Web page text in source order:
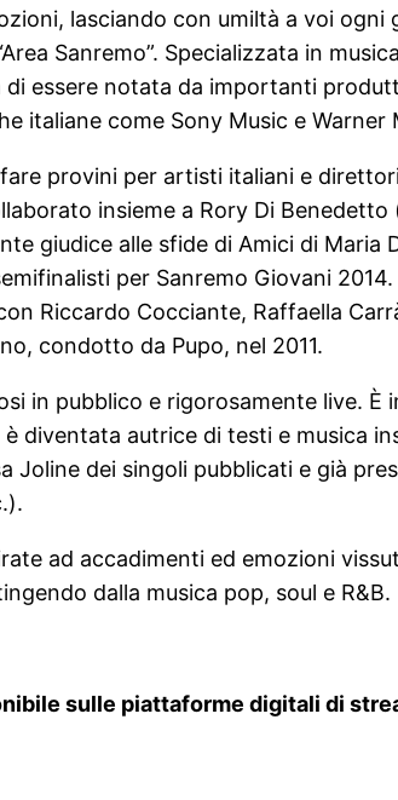
lasciando con umiltà a voi ogni
Sanremo”. Specializzata in
essere notata da importanti
italiane come Sony Music e Warner
provini per artisti italiani e
insieme a Rory Di
giudice alle sfide di Amici di
per Sanremo Giovani
Riccardo Cocciante, Raffaella
condotto da Pupo, nel 2011.
in pubblico e rigorosamente live.
diventata autrice di testi e musica
Joline dei singoli pubblicati e già
ad accadimenti ed emozioni
dalla musica pop, soul e R&B.
sulle piattaforme digitali di